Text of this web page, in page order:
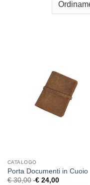
CATALOGO
Porta Documenti in Cuoio
€30,00 €24,00